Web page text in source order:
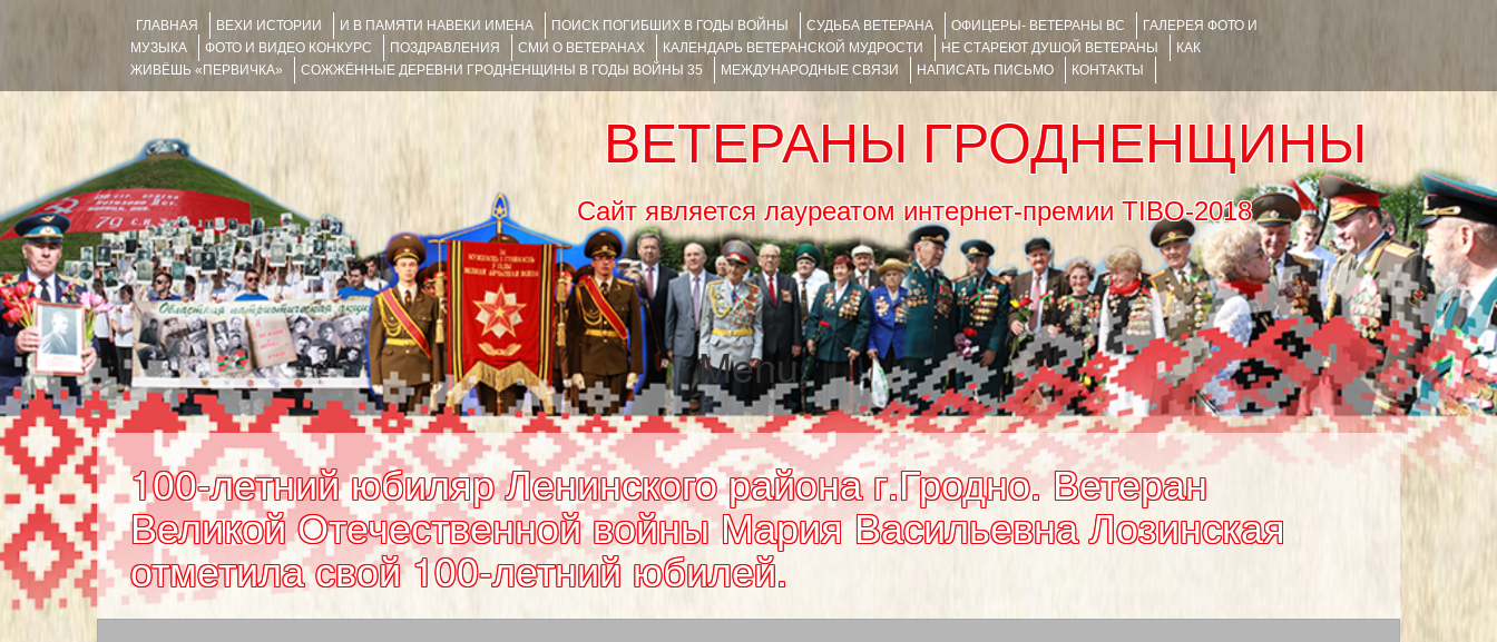
ГЛАВНАЯ ВЕХИ ИСТОРИИ И В ПАМЯТИ НАВЕКИ ИМЕНА ПОИСК ПОГИБШИХ В ГОДЫ ВОЙНЫ СУДЬБА ВЕТЕРАНА ОФИЦЕРЫ- ВЕТЕРАНЫ ВС
ГАЛЕРЕЯ ФОТО И
МУЗЫКА
ФОТО И ВИДЕО КОНКУРС ПОЗДРАВЛЕНИЯ СМИ О ВЕТЕРАНАХ КАЛЕНДАРЬ ВЕТЕРАНСКОЙ МУДРОСТИ НЕ СТАРЕЮТ ДУШОЙ ВЕТЕРАНЫ
КАК
ЖИВЁШЬ «ПЕРВИЧКА»
СОЖЖЁННЫЕ ДЕРЕВНИ ГРОДНЕНЩИНЫ В ГОДЫ ВОЙНЫ 35 МЕЖДУНАРОДНЫЕ СВЯЗИ НАПИСАТЬ ПИСЬМО КОНТАКТЫ
ВЕТЕРАНЫ ГРОДНЕНЩИНЫ
Сайт является лауреатом интернет-премии TIBO-2018
Menu
SKIP TO CONTENT
100-летний юбиляр Ленинского района г.Гродно. Ветеран
Великой Отечественной войны Мария Васильевна Лозинская
отметила свой 100-летний юбилей.